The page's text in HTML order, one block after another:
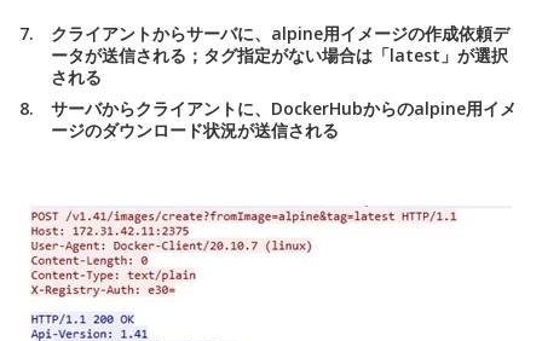
クライアントからサーバに、alpine用イメージの作成依頼デ
ータが送信される；タグ指定がない場合は「latest」が選択
される
サーバからクライアントに、DockerHubからのalpine用イメ
ージのダウンロード状況が送信される